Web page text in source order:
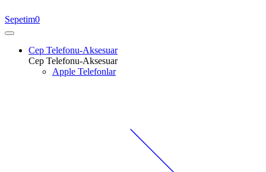
Sepetim0
Cep Telefonu-Aksesuar
Cep Telefonu-Aksesuar
Apple Telefonlar